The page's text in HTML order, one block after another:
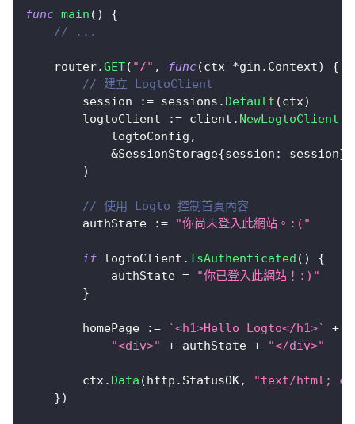
func main ( )
{
// ...
	router
.GET( "/" , func(ctx *gin . Context)
{
// 建立 LogtoClient
		session
:= sessions . Default (ctx)
		logtoClient
:= client . NewLogtoClient (
			logtoConfig
,
&SessionStorage{session : session}
)
// 使用 Logto 控制首頁內容
		authState
:= "你尚未登入此網站。:("
if logtoClient . IsAuthenticated ( )
{
			authState
=
"你已登入此網站！:)"
}
		homePage
:= `<h1>Hello Logto</h1>`
+
"<div>"
+ authState + "</div>"
		ctx
. Data (http . StatusOK,
"text/html;
})